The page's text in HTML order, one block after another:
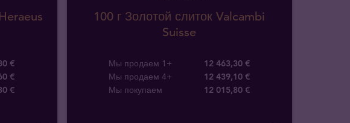
€
€
€
100 г Золотой слиток Valcambi
Suisse
Мы продаем 1+
12 463,30 €
Мы продаем 4+
12 439,10 €
Мы покупаем
12 015,80 €